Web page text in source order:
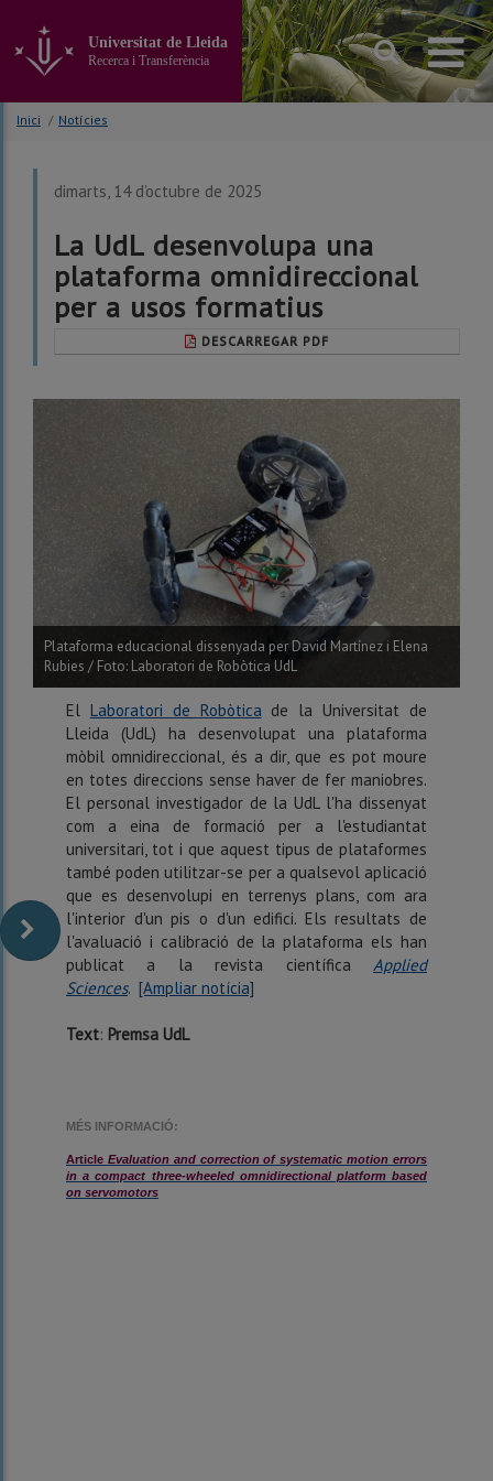
contingut
principal
de
Universitat de Lleida
Recerca i Transferència
Inici / Notícies
dimarts, 14 d’octubre de 2025
La UdL desenvolupa una
plataforma omnidireccional
per a usos formatius
DESCARREGAR PDF
Plataforma educacional dissenyada per David Martínez i Elena
Rubies / Foto: Laboratori de Robòtica UdL
El Laboratori de Robòtica de la Universitat de
Lleida (UdL) ha desenvolupat una plataforma
mòbil omnidireccional, és a dir, que es pot moure
en totes direccions sense haver de fer maniobres.
El personal investigador de la UdL l'ha dissenyat
com a eina de formació per a l'estudiantat
universitari, tot i que aquest tipus de plataformes
també poden utilitzar-se per a qualsevol aplicació
que es desenvolupi en terrenys plans, com ara
l'interior d'un pis o d'un edifici. Els resultats de
l'avaluació i calibració de la plataforma els han
publicat a la revista científica Applied
Sciences. [Ampliar notícia]
Text: Premsa UdL
MÉS INFORMACIÓ:
Article Evaluation and correction of systematic motion errors
in a compact three-wheeled omnidirectional platform based
on servomotors